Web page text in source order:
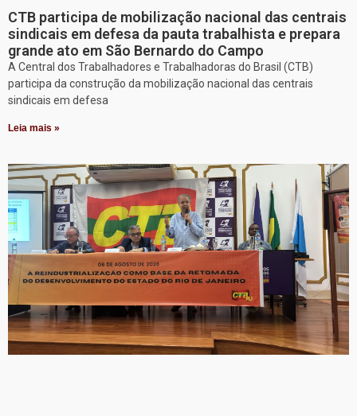
CTB participa de mobilização nacional das centrais
sindicais em defesa da pauta trabalhista e prepara
grande ato em São Bernardo do Campo
A Central dos Trabalhadores e Trabalhadoras do Brasil (CTB)
participa da construção da mobilização nacional das centrais
sindicais em defesa
Leia mais »